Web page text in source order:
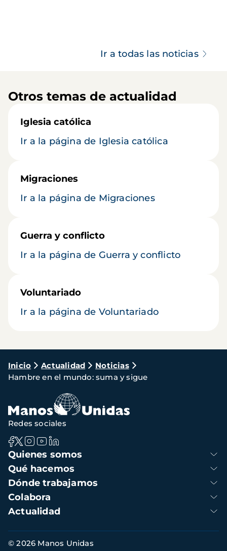
Ir a todas las noticias
Otros temas de actualidad
Iglesia católica
Ir a la página de Iglesia católica
Migraciones
Ir a la página de Migraciones
Guerra y conflicto
Ir a la página de Guerra y conflicto
Voluntariado
Ir a la página de Voluntariado
Ruta
de
navegación
Inicio Actualidad
Noticias
Hambre en el mundo: suma y sigue
Navegación
principal
Quienes somos
Qué hacemos
Dónde trabajamos
Colabora
Actualidad
Redes sociales
Información
© 2026 Manos Unidas